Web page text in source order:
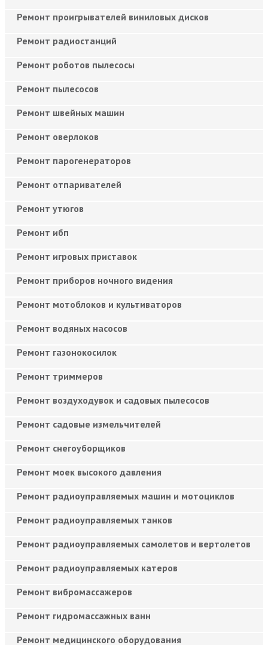
Ремонт проигрывателей виниловых дисков
Ремонт радиостанций
Ремонт роботов пылесосы
Ремонт пылесосов
Ремонт швейных машин
Ремонт оверлоков
Ремонт парогенераторов
Ремонт отпаривателей
Ремонт утюгов
Ремонт ибп
Ремонт игровых приставок
Ремонт приборов ночного видения
Ремонт мотоблоков и культиваторов
Ремонт водяных насосов
Ремонт газонокосилок
Ремонт триммеров
Ремонт воздуходувок и садовых пылесосов
Ремонт садовые измельчителей
Ремонт снегоуборщиков
Ремонт моек высокого давления
Ремонт радиоуправляемых машин и мотоциклов
Ремонт радиоуправляемых танков
Ремонт радиоуправляемых самолетов и вертолетов
Ремонт радиоуправляемых катеров
Ремонт вибромассажеров
Ремонт гидромассажных ванн
Ремонт медицинского оборудования